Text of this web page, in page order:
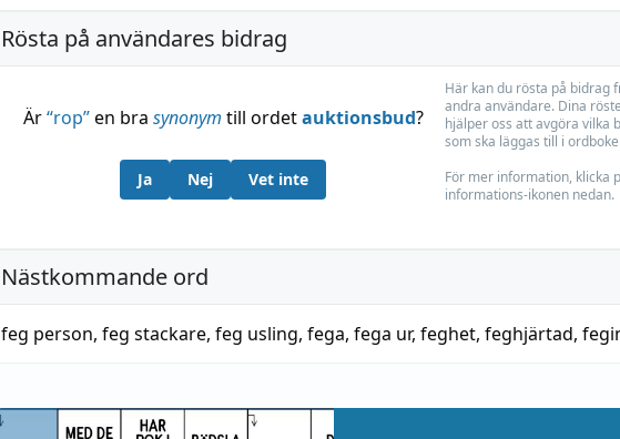
Rösta på användares bidrag
Är“rop”en bra synonym till ordetauktionsbud?
Ja Nej Vet inte
Här kan du rösta på bidrag
andra användare. Dina
hjälper oss att avgöra vilka
som ska läggas till i
För mer information, klicka
informations-ikonen nedan.
Nästkommande ord
feg person, feg stackare, feg usling, fega, fega ur, feghet, feghjärtad,